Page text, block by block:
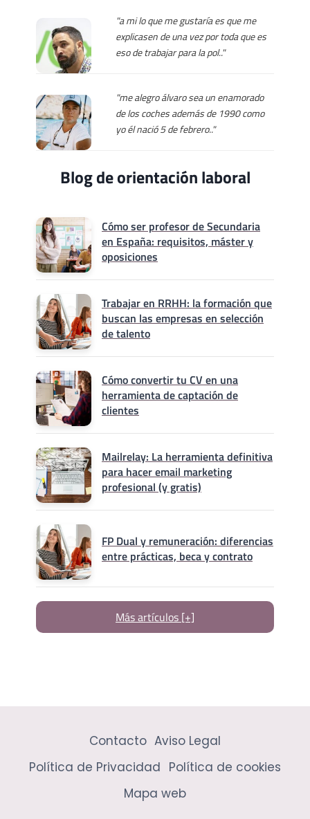
"a mi lo que me gustaría es que me
explicasen de una vez por toda que es
eso de trabajar para la pol.."
"me alegro álvaro sea un enamorado
de los coches además de 1990 como
yo él nació 5 de febrero.."
Blog de orientación laboral
Cómo ser profesor de Secundaria
en España: requisitos, máster y
oposiciones
Trabajar en RRHH: la formación que
buscan las empresas en selección
de talento
Cómo convertir tu CV en una
herramienta de captación de
clientes
Mailrelay: La herramienta definitiva
para hacer email marketing
profesional (y gratis)
FP Dual y remuneración: diferencias
entre prácticas, beca y contrato
Más artículos [+]
Contacto Aviso Legal
Política de Privacidad Política de cookies
Mapa web